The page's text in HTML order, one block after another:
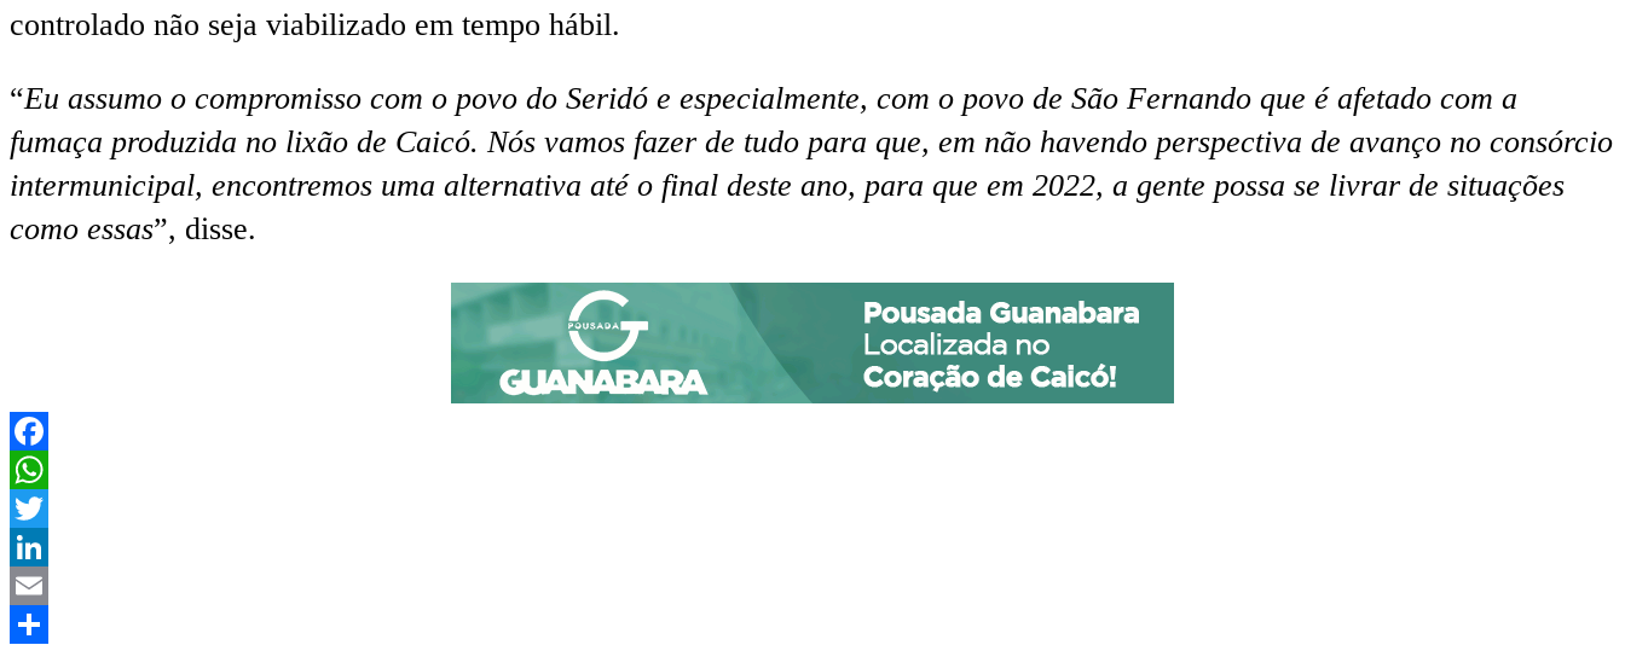
controlado não seja viabilizado em tempo hábil.
“Eu assumo o compromisso com o povo do Seridó e especialmente, com o povo de São Fernando que é afetado com a
fumaça produzida no lixão de Caicó. Nós vamos fazer de tudo para que, em não havendo perspectiva de avanço no consórcio
intermunicipal, encontremos uma alternativa até o final deste ano, para que em 2022, a gente possa se livrar de situações
como essas”, disse.
Facebook
WhatsApp
Twitter
LinkedIn
Email